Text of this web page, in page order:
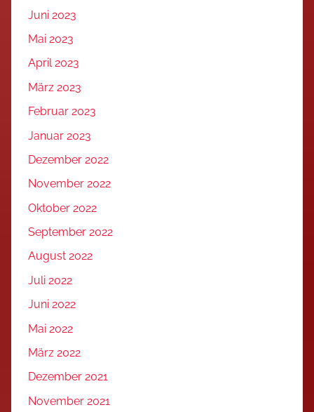
Juni 2023
Mai 2023
April 2023
März 2023
Februar 2023
Januar 2023
Dezember 2022
November 2022
Oktober 2022
September 2022
August 2022
Juli 2022
Juni 2022
Mai 2022
März 2022
Dezember 2021
November 2021